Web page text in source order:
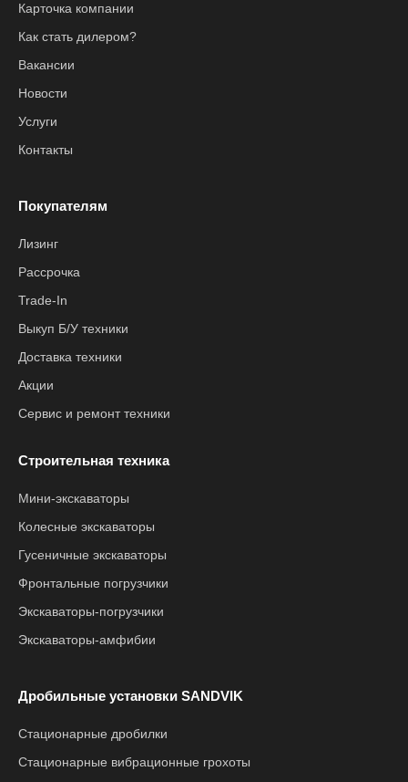
Карточка компании
Как стать дилером?
Вакансии
Новости
Услуги
Контакты
Покупателям
Лизинг
Рассрочка
Trade-In
Выкуп Б/У техники
Доставка техники
Акции
Сервис и ремонт техники
Строительная техника
Мини-экскаваторы
Колесные экскаваторы
Гусеничные экскаваторы
Фронтальные погрузчики
Экскаваторы-погрузчики
Экскаваторы-амфибии
Дробильные установки SANDVIK
Стационарные дробилки
Стационарные вибрационные грохоты